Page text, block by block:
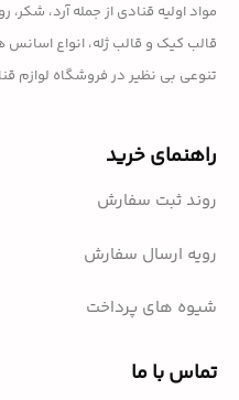
مواد اولیه قنادی از جمله آرد،
قالب کیک و قالب ژله، انواع اسانس
تنوعی بی نظیر در فروشگاه لوازم
راهنمای خرید
روند ثبت سفارش
رویه ارسال سفارش
شیوه های پرداخت
تماس با ما